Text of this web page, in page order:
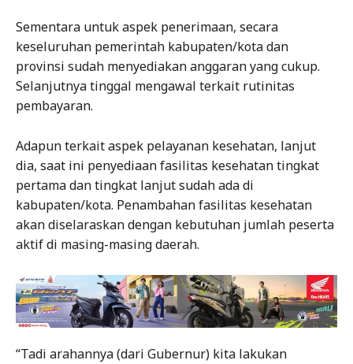
Sementara untuk aspek penerimaan, secara
keseluruhan pemerintah kabupaten/kota dan
provinsi sudah menyediakan anggaran yang cukup.
Selanjutnya tinggal mengawal terkait rutinitas
pembayaran.
Adapun terkait aspek pelayanan kesehatan, lanjut
dia, saat ini penyediaan fasilitas kesehatan tingkat
pertama dan tingkat lanjut sudah ada di
kabupaten/kota. Penambahan fasilitas kesehatan
akan diselaraskan dengan kebutuhan jumlah peserta
aktif di masing-masing daerah.
“Tadi arahannya (dari Gubernur) kita lakukan